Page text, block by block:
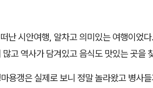
난 시안여행, 알차고 의미있는 여행이었
고 역사가 담겨있고 음식도 맛있는 곳을
용갱은 실제로 보니 정말 놀라왔고 병사